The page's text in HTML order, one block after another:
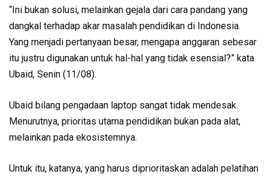
“Ini bukan solusi, melainkan gejala dari cara pandang yang
dangkal terhadap akar masalah pendidikan di Indonesia.
Yang menjadi pertanyaan besar, mengapa anggaran sebesar
itu justru digunakan untuk hal-hal yang tidak esensial?” kata
Ubaid, Senin (11/08).
Ubaid bilang pengadaan laptop sangat tidak mendesak.
Menurutnya, prioritas utama pendidikan bukan pada alat,
melainkan pada ekosistemnya.
Untuk itu, katanya, yang harus diprioritaskan adalah pelatihan